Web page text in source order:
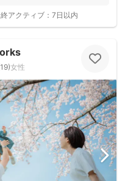
アクティブ： 7日以内
19)女性